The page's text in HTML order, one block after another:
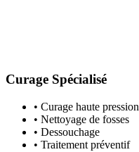
Curage Spécialisé
• Curage haute pression
• Nettoyage de fosses
• Dessouchage
• Traitement préventif